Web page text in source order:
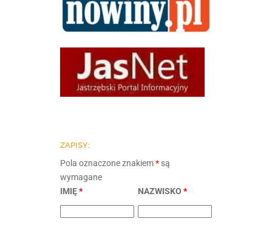
ZAPISY:
Pola oznaczone znakiem* są
wymagane
IMIĘ* NAZWISKO*